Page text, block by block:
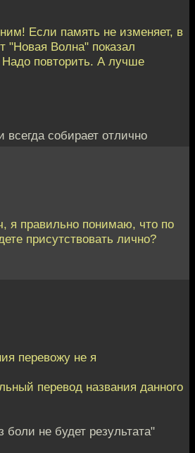
Если память не изменяет, в
"Новая Волна" показал
повторить. А лучше
всегда собирает отлично
я правильно понимаю, что по
присутствовать лично?
перевожу не я
перевод названия данного
боли не будет результата"